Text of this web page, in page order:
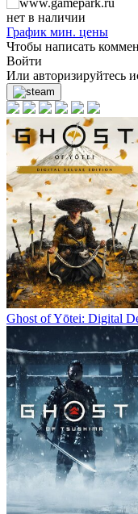
нет в наличии
График мин. цены
Чтобы написать
Войти
Или авторизируйтесь
Ghost of Yōtei: Digital